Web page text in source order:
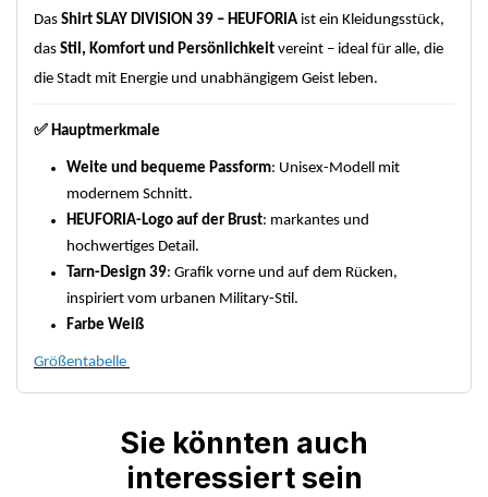
Das Shirt SLAY DIVISION 39 – HEUFORIA ist ein Kleidungsstück,
das Stil, Komfort und Persönlichkeit vereint – ideal für alle, die
die Stadt mit Energie und unabhängigem Geist leben.
✅ Hauptmerkmale
Weite und bequeme Passform: Unisex-Modell mit
modernem Schnitt.
HEUFORIA-Logo auf der Brust: markantes und
hochwertiges Detail.
Tarn-Design 39: Grafik vorne und auf dem Rücken,
inspiriert vom urbanen Military-Stil.
Farbe Weiß
Größentabelle
Sie könnten auch
interessiert sein